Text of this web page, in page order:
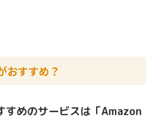
おすすめ？
すめのサービスは「Amazon